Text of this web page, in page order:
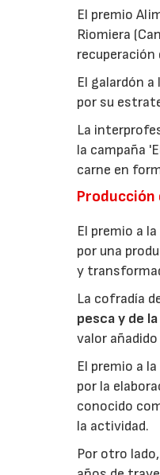
El premio
Riomiera
El galardón a
por su
La
la campaña
carne en
Producción
El premio a la
por una
y
La cofradía
pesca y de
valor
El premio a la
por la
conocido
la actividad.
Por otro